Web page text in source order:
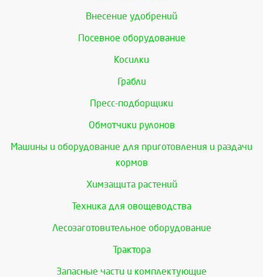
Внесение удобрений
Посевное оборудование
Косилки
Грабли
Пресс-подборщики
Обмотчики рулонов
Машины и оборудование для приготовления и раздачи
кормов
Химзащита растений
Техника для овощеводства
Лесозаготовительное оборудование
Трактора
Запасные части и комплектующие